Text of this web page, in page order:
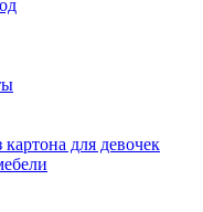
для девочек